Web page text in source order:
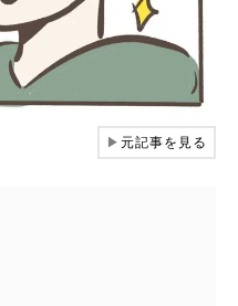
▶元記事を見る